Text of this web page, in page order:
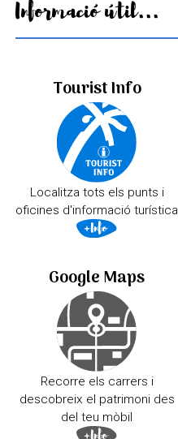
Informació útil...
Tourist Info
Localitza tots els punts i
oficines d'informació turística
Google Maps
Recorre els carrers i
descobreix el patrimoni des
del teu mòbil